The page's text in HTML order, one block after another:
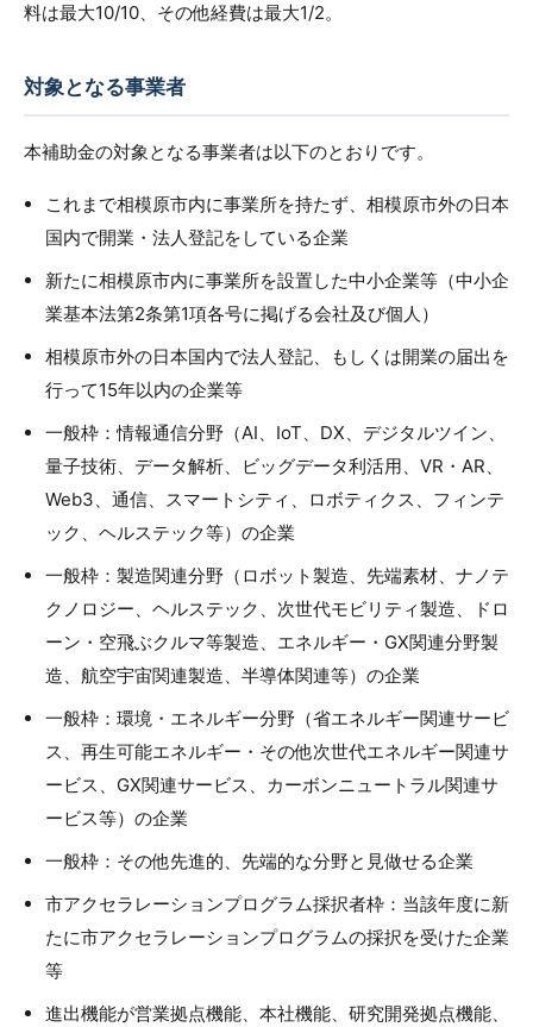
料は最大10/10、その他経費は最大1/2。
対象となる事業者
本補助金の対象となる事業者は以下のとおりです。
これまで相模原市内に事業所を持たず、相模原市外の日本
国内で開業・法人登記をしている企業
新たに相模原市内に事業所を設置した中小企業等（中小企
業基本法第2条第1項各号に掲げる会社及び個人）
相模原市外の日本国内で法人登記、もしくは開業の届出を
行って15年以内の企業等
一般枠：情報通信分野（AI、IoT、DX、デジタルツイン、
量子技術、データ解析、ビッグデータ利活用、VR・AR、
Web3、通信、スマートシティ、ロボティクス、フィンテ
ック、ヘルステック等）の企業
一般枠：製造関連分野（ロボット製造、先端素材、ナノテ
クノロジー、ヘルステック、次世代モビリティ製造、ドロ
ーン・空飛ぶクルマ等製造、エネルギー・GX関連分野製
造、航空宇宙関連製造、半導体関連等）の企業
一般枠：環境・エネルギー分野（省エネルギー関連サービ
ス、再生可能エネルギー・その他次世代エネルギー関連サ
ービス、GX関連サービス、カーボンニュートラル関連サ
ービス等）の企業
一般枠：その他先進的、先端的な分野と見做せる企業
市アクセラレーションプログラム採択者枠：当該年度に新
たに市アクセラレーションプログラムの採択を受けた企業
等
進出機能が営業拠点機能、本社機能、研究開発拠点機能、